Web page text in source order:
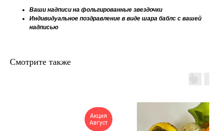
Ваши надписи на фольгированные звездочки
Индивидуальное поздравление в виде шара баблс с вашей
надписью
Смотрите также
Акция
Август